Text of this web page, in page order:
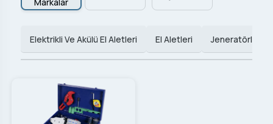
Markalar
Elektrikli Ve Akülü El Aletleri El Aletleri Jeneratörler